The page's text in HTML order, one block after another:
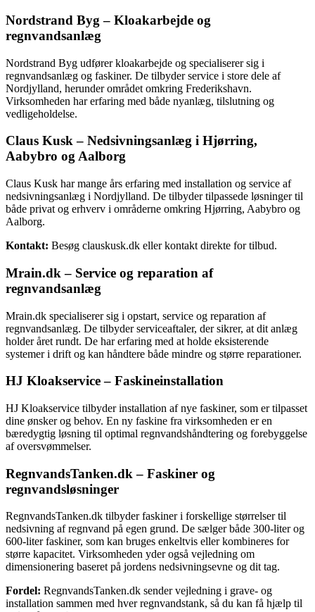
Nordstrand Byg – Kloakarbejde og
regnvandsanlæg
Nordstrand Byg udfører kloakarbejde og specialiserer sig i
regnvandsanlæg og faskiner. De tilbyder service i store dele af
Nordjylland, herunder området omkring Frederikshavn.
Virksomheden har erfaring med både nyanlæg, tilslutning og
vedligeholdelse.
Claus Kusk – Nedsivningsanlæg i Hjørring,
Aabybro og Aalborg
Claus Kusk har mange års erfaring med installation og service af
nedsivningsanlæg i Nordjylland. De tilbyder tilpassede løsninger til
både privat og erhverv i områderne omkring Hjørring, Aabybro og
Aalborg.
Kontakt: Besøg clauskusk.dk eller kontakt direkte for tilbud.
Mrain.dk – Service og reparation af
regnvandsanlæg
Mrain.dk specialiserer sig i opstart, service og reparation af
regnvandsanlæg. De tilbyder serviceaftaler, der sikrer, at dit anlæg
holder året rundt. De har erfaring med at holde eksisterende
systemer i drift og kan håndtere både mindre og større reparationer.
HJ Kloakservice – Faskineinstallation
HJ Kloakservice tilbyder installation af nye faskiner, som er tilpasset
dine ønsker og behov. En ny faskine fra virksomheden er en
bæredygtig løsning til optimal regnvandshåndtering og forebyggelse
af oversvømmelser.
RegnvandsTanken.dk – Faskiner og
regnvandsløsninger
RegnvandsTanken.dk tilbyder faskiner i forskellige størrelser til
nedsivning af regnvand på egen grund. De sælger både 300-liter og
600-liter faskiner, som kan bruges enkeltvis eller kombineres for
større kapacitet. Virksomheden yder også vejledning om
dimensionering baseret på jordens nedsivningsevne og dit tag.
Fordel: RegnvandsTanken.dk sender vejledning i grave- og
installation sammen med hver regnvandstank, så du kan få hjælp til